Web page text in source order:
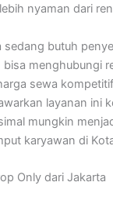
nyaman dari
sedang butuh
menghubungi
sewa
layanan ini
mungkin
karyawan di
Only dari Jakarta